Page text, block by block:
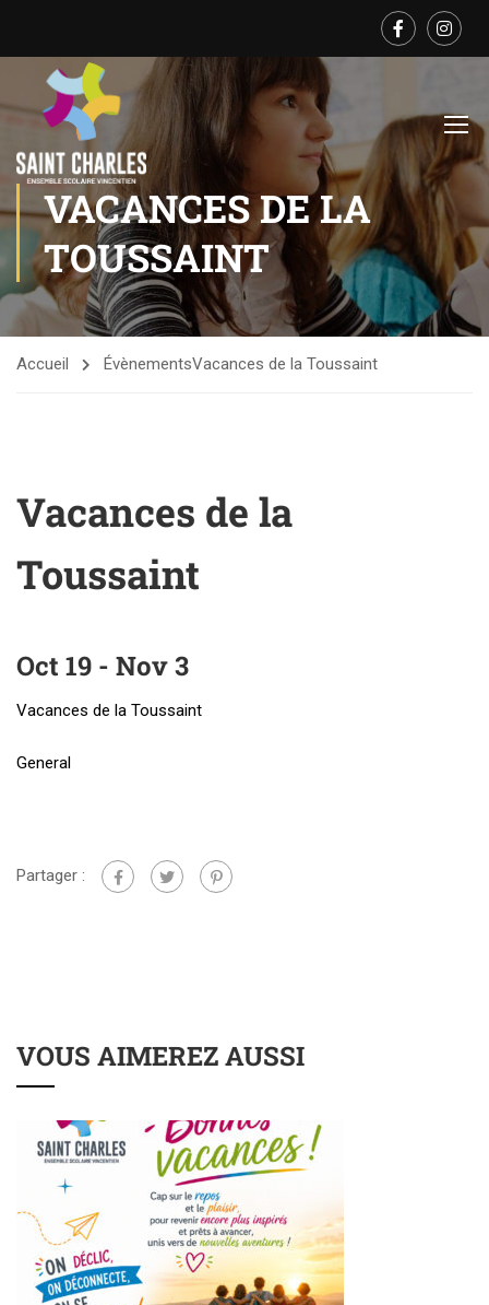
VACANCES DE LA
TOUSSAINT
Accueil ÉvènementsVacances de la Toussaint
Vacances de la
Toussaint
Oct 19 - Nov 3
Vacances de la Toussaint
General
Partager :
VOUS AIMEREZ AUSSI